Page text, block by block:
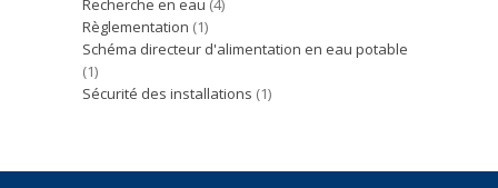
Recherche en eau (4)
Règlementation (1)
Schéma directeur d'alimentation en eau potable
(1)
Sécurité des installations (1)